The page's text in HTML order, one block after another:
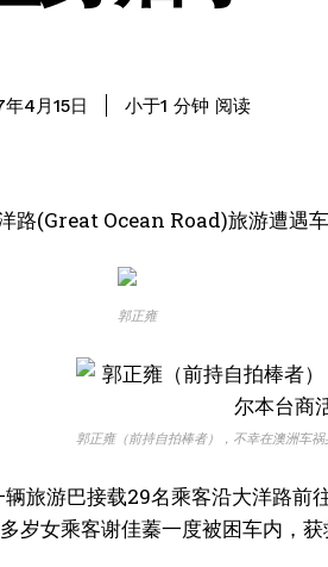
4月15日 小于1 分钟 阅读
路(Great Ocean Road)旅游遭遇
郭正雍
郭正雍（前持自拍棒者），不幸在澳洲车
辆旅游巴接载29名乘客沿大洋路
岁女乘客谢佳蓁一度被困车内，获